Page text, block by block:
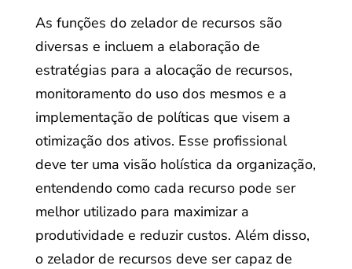
As funções do zelador de recursos são
diversas e incluem a elaboração de
estratégias para a alocação de recursos,
monitoramento do uso dos mesmos e a
implementação de políticas que visem a
otimização dos ativos. Esse profissional
deve ter uma visão holística da organização,
entendendo como cada recurso pode ser
melhor utilizado para maximizar a
produtividade e reduzir custos. Além disso,
o zelador de recursos deve ser capaz de